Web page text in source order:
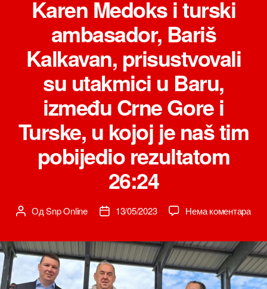
Karen Medoks i turski
ambasador, Bariš
Kalkavan, prisustvovali
su utakmici u Baru,
između Crne Gore i
Turske, u kojoj je naš tim
pobijedio rezultatom
26:24
Аутор
ОдSnp Online
Датум13/05/2023 Нема коментарана
i